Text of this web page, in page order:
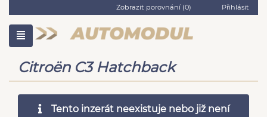
Zobrazit porovnání (0) Přihlásit
Citroën C3 Hatchback
Tento inzerát neexistuje nebo již není